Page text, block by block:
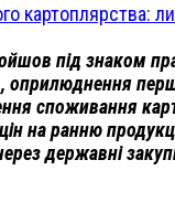
картоплярства:
під знаком
оприлюднення
споживання
на ранню
державні